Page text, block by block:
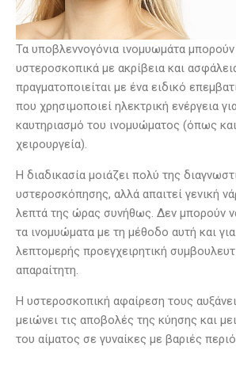
Τα υποβλεννογόνια ινομυωμάτα
υστεροσκοπικά με ακρίβεια και
πραγματοποιείται με ένα ειδικό
που χρησιμοποιεί ηλεκτρική ενέργεια
καυτηριασμό του ινομυώματος (όπως
χειρουργεία).
Η διαδικασία μοιάζει πολύ της
υστεροσκόπησης, αλλά απαιτεί γενική
λεπτά της ώρας συνήθως. Δεν μπορούν
τα ινομυώματα με τη μέθοδο αυτή και
λεπτομερής προεγχειρητική
απαραίτητη.
Η υστεροσκοπική αφαίρεση τους
μειώνει τις αποβολές της κύησης και
του αίματος σε γυναίκες με βαριές